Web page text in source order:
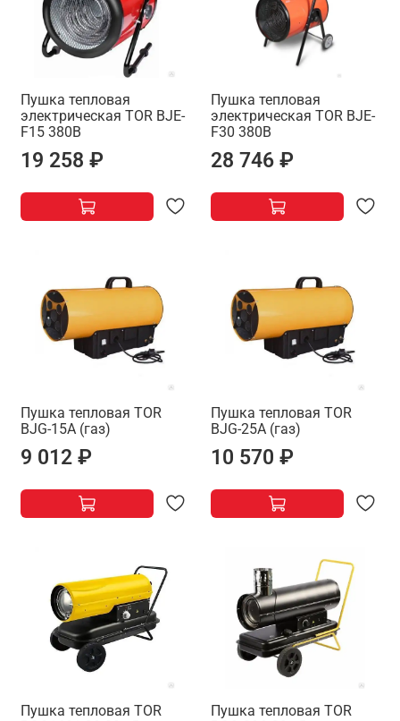
Пушка тепловая
электрическая TOR BJE-
F15 380В
19 258 ₽
Пушка тепловая
электрическая TOR BJE-
F30 380В
28 746 ₽
Пушка тепловая TOR
BJG-15A (газ)
9 012 ₽
Пушка тепловая TOR
BJG-25A (газ)
10 570 ₽
Пушка тепловая TOR
Пушка тепловая TOR